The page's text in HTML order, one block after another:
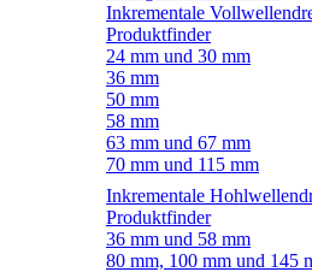
Inkrementale
Produktfinder
24 mm und 30 mm
36 mm
50 mm
58 mm
63 mm und 67 mm
70 mm und 115 mm
Inkrementale
Produktfinder
36 mm und 58 mm
80 mm, 100 mm und 145